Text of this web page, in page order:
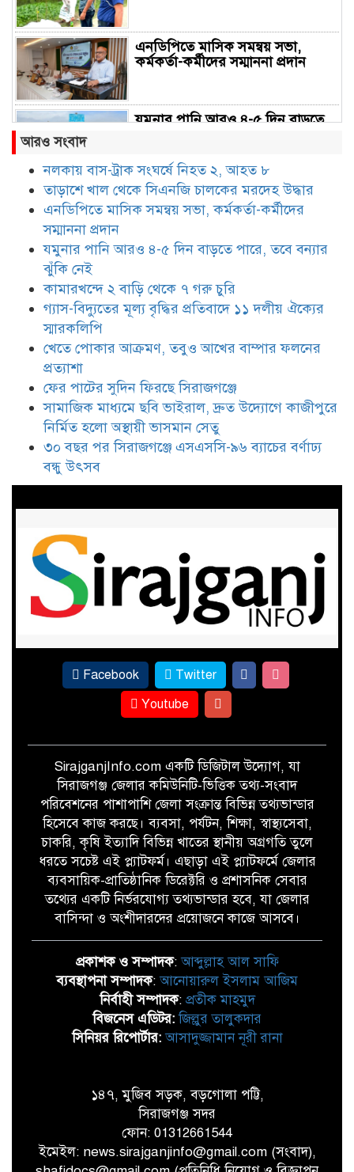
এনডিপিতে মাসিক সমন্বয় সভা,
কর্মকর্তা-কর্মীদের সম্মাননা প্রদান
যমুনার পানি আরও ৪-৫ দিন বাড়তে
কামারখন্দে ২ বাড়ি থেকে ৭ গরু চুরি
১১ দলীয় ঐক্যের স্মারকলিপি
খেতে পোকার আক্রমণ, তবুও আখের
বাম্পার ফলনের প্রত্যাশা
ফের পাটের সুদিন ফিরছে সিরাজগঞ্জে
সামাজিক মাধ্যমে ছবি ভাইরাল, দ্রুত
৩০ বছর পর সিরাজগঞ্জে এসএসসি-৯৬
ব্যাচের বর্ণাঢ্য বন্ধু উৎসব
আরও সংবাদ
নলকায় বাস-ট্রাক সংঘর্ষে নিহত ২, আহত ৮
তাড়াশে খাল থেকে সিএনজি চালকের মরদেহ উদ্ধার
এনডিপিতে মাসিক সমন্বয় সভা, কর্মকর্তা-কর্মীদের
সম্মাননা প্রদান
যমুনার পানি আরও ৪-৫ দিন বাড়তে পারে, তবে বন্যার
ঝুঁকি নেই
কামারখন্দে ২ বাড়ি থেকে ৭ গরু চুরি
গ্যাস-বিদ্যুতের মূল্য বৃদ্ধির প্রতিবাদে ১১ দলীয় ঐক্যের
স্মারকলিপি
খেতে পোকার আক্রমণ, তবুও আখের বাম্পার ফলনের
প্রত্যাশা
ফের পাটের সুদিন ফিরছে সিরাজগঞ্জে
সামাজিক মাধ্যমে ছবি ভাইরাল, দ্রুত উদ্যোগে কাজীপুরে
নির্মিত হলো অস্থায়ী ভাসমান সেতু
৩০ বছর পর সিরাজগঞ্জে এসএসসি-৯৬ ব্যাচের বর্ণাঢ্য
বন্ধু উৎসব
Facebook
Twitter
Youtube
SirajganjInfo.com একটি ডিজিটাল উদ্যোগ, যা
সিরাজগঞ্জ জেলার কমিউনিটি-ভিত্তিক তথ্য-সংবাদ
পরিবেশনের পাশাপাশি জেলা সংক্রান্ত বিভিন্ন তথ্যভান্ডার
হিসেবে কাজ করছে। ব্যবসা, পর্যটন, শিক্ষা, স্বাস্থ্যসেবা,
চাকরি, কৃষি ইত্যাদি বিভিন্ন খাতের স্থানীয় অগ্রগতি তুলে
ধরতে সচেষ্ট এই প্ল্যাটফর্ম। এছাড়া এই প্ল্যাটফর্মে জেলার
ব্যবসায়িক-প্রাতিষ্ঠানিক ডিরেক্টরি ও প্রশাসনিক সেবার
তথ্যের একটি নির্ভরযোগ্য তথ্যভান্ডার হবে, যা জেলার
বাসিন্দা ও অংশীদারদের প্রয়োজনে কাজে আসবে।
প্রকাশক ও সম্পাদক:আব্দুল্লাহ আল সাফি
ব্যবস্থাপনা সম্পাদক:আনোয়ারুল ইসলাম আজিম
নির্বাহী সম্পাদক: প্রতীক মাহমুদ
বিজনেস এডিটর: জিল্লুর তালুকদার
সিনিয়র রিপোর্টার: আসাদুজ্জামান নূরী রানা
১৪৭, মুজিব সড়ক, বড়গোলা পট্টি,
সিরাজগঞ্জ সদর
ফোন: 01312661544
ইমেইল: news.sirajganjinfo@gmail.com (সংবাদ),